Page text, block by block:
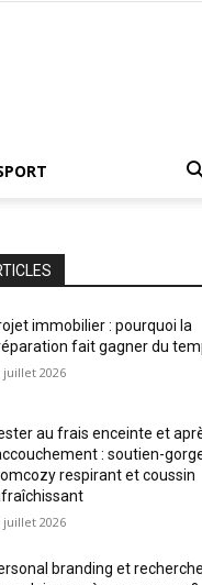
immobilier : pourquoi la
fait gagner du
juillet 2026
au frais enceinte et
: soutien-
respirant et coussin
juillet 2026
branding et recherche